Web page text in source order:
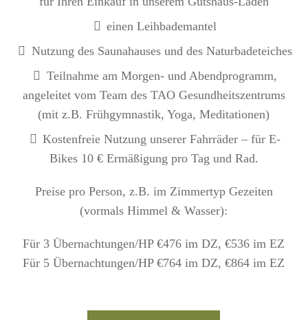
einen Leihbademantel
Nutzung des Saunahauses und des Naturbadeteiches
Teilnahme am Morgen- und Abendprogramm,
angeleitet vom Team des TAO Gesundheitszentrums
(mit z.B. Frühgymnastik, Yoga, Meditationen)
Kostenfreie Nutzung unserer Fahrräder – für E-
Bikes 10 € Ermäßigung pro Tag und Rad.
Preise pro Person, z.B. im Zimmertyp Gezeiten
(vormals Himmel & Wasser):
Für 3 Übernachtungen/HP €476 im DZ, €536 im EZ
Für 5 Übernachtungen/HP €764 im DZ, €864 im EZ